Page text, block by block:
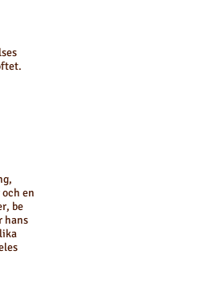
en
be
hans